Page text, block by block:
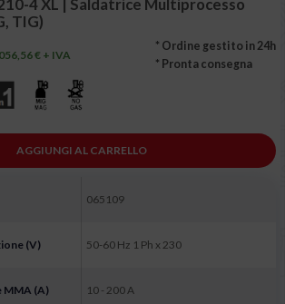
4 XL | Saldatrice Multiprocesso
TIG)
€ + IVA
* Ordine gestito in 24h
* Pronta consegna
AGGIUNGI AL CARRELLO
065109
(V) 50-60 Hz 1 Ph x 230
MMA (A) 10 - 200 A